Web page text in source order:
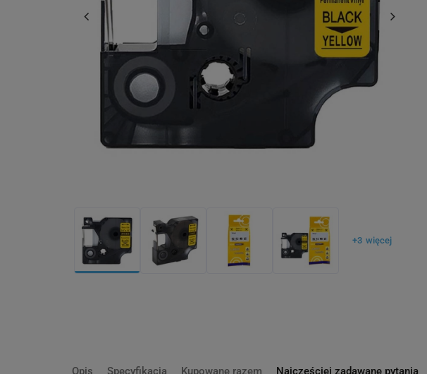
+3 więcej
Opis Specyfikacja Kupowane razem Najczęściej zadawane pytania